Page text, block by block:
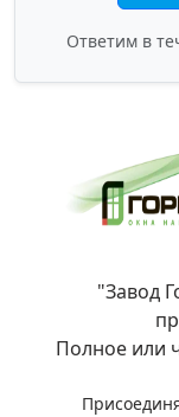
Ответим в
"Завод
Полное или